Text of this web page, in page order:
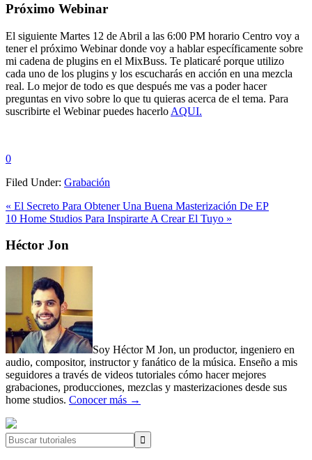
Próximo Webinar
El siguiente Martes 12 de Abril a las 6:00 PM horario Centro voy a
tener el próximo Webinar donde voy a hablar específicamente sobre
mi cadena de plugins en el MixBuss. Te platicaré porque utilizo
cada uno de los plugins y los escucharás en acción en una mezcla
real. Lo mejor de todo es que después me vas a poder hacer
preguntas en vivo sobre lo que tu quieras acerca de el tema. Para
suscribirte el Webinar puedes hacerlo AQUI.
0
Filed Under: Grabación
Previous
Post:
« El Secreto Para Obtener Una Buena Masterización De EP
Next
10 Home Studios Para Inspirarte A Crear El Tuyo »
Primary
Sidebar
Héctor Jon
Soy Héctor M Jon, un productor, ingeniero en
audio, compositor, instructor y fanático de la música. Enseño a mis
seguidores a través de videos tutoriales cómo hacer mejores
grabaciones, producciones, mezclas y masterizaciones desde sus
home studios. Conocer más →
Buscar
tutoriales